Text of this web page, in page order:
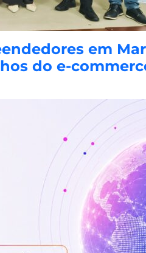
em
do e-